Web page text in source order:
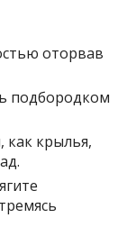
оторвав
подбородком
как крылья,